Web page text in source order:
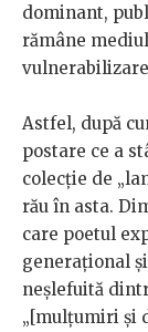
dominant,
rămâne
Astfel, după
postare ce a
colecție de
rău în asta.
care poetul
generațional
neșlefuită
„[mulțumiri și